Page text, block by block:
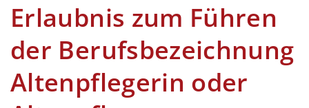
Erlaubnis zum Führen
der Berufsbezeichnung
Altenpflegerin oder